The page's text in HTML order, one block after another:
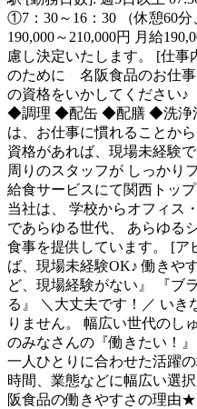
①7：30～16：30 （休憩60
190,000～210,000円 月給
慮し決定いたします。 [仕
のために 名阪食品のお仕
の資格をいかしてください
◆調理 ◆配缶 ◆配膳 ◆洗浄
は、お仕事に慣れることか
資格があれば、現場未経験
周りのスタッフが しっかり
給食サービスにて関西トッ
当社は、 学校からオフィス
であらゆる世代、 あらゆる
食事を提供しています。 [ア
ば、現場未経験OK♪ 働きや
ど、現場経験がない』 『ブ
る』 ＼大丈夫です！／ いき
りません。 幅広い世代のし
のみなさんの『働きたい！
一人ひとりに合わせた活躍
時間、業態などに幅広い選
阪食品の働きやすさの理由